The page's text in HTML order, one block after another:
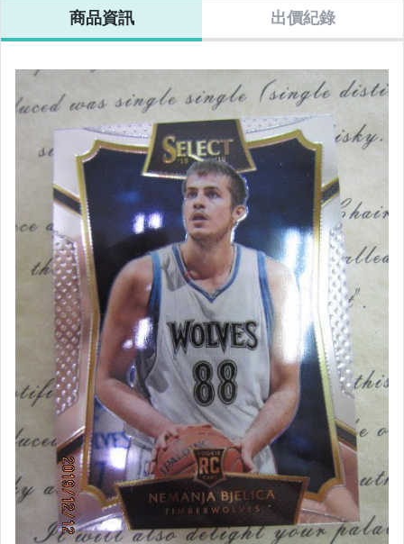
商品資訊 出價紀錄